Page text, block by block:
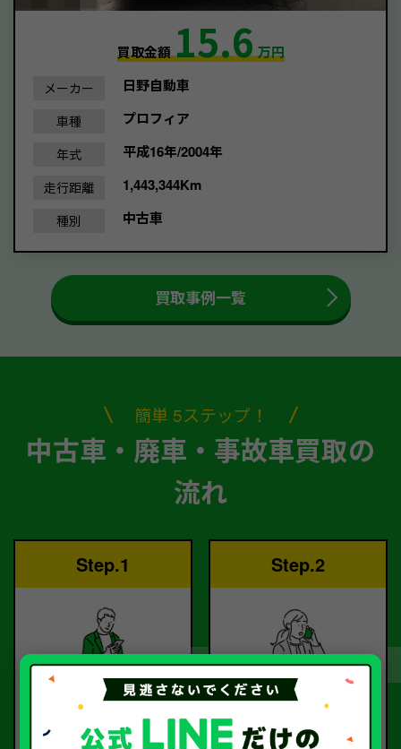
買取金額15.6万円
メーカー 日野自動車
車種 プロフィア
年式 平成16年/2004年
走行距離 1,443,344Km
種別 中古車
買取事例一覧
簡単 5ステップ！
中古車・廃車・事故車買取の
流れ
Step.1
ご依頼
お電話または査定フォー
ムより
Step.2
査定
査定のプロが
お電話で回答いたしま